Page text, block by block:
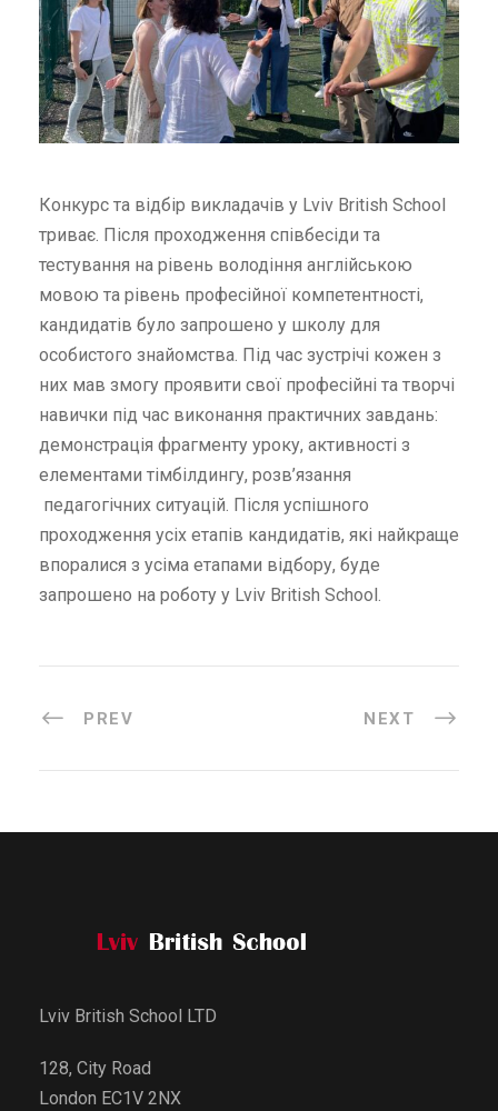
Конкурс та відбір викладачів у Lviv British School
триває. Після проходження співбесіди та
тестування на рівень володіння англійською
мовою та рівень професійної компетентності,
кандидатів було запрошено у школу для
особистого знайомства. Під час зустрічі кожен з
них мав змогу проявити свої професійні та творчі
навички під час виконання практичних завдань:
демонстрація фрагменту уроку, активності з
елементами тімбілдингу, розв’язання
педагогічних ситуацій. Після успішного
проходження усіх етапів кандидатів, які найкраще
впоралися з усіма етапами відбору, буде
запрошено на роботу у Lviv British School.
PREV NEXT
Lviv British School LTD
128, City Road
London EC1V 2NX